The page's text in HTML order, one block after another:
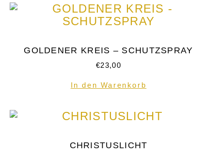
GOLDENER KREIS – SCHUTZSPRAY
€23,00
In den Warenkorb
CHRISTUSLICHT